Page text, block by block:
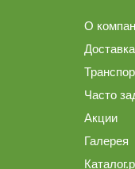
О
Доставка
Часто
Акции
Галерея